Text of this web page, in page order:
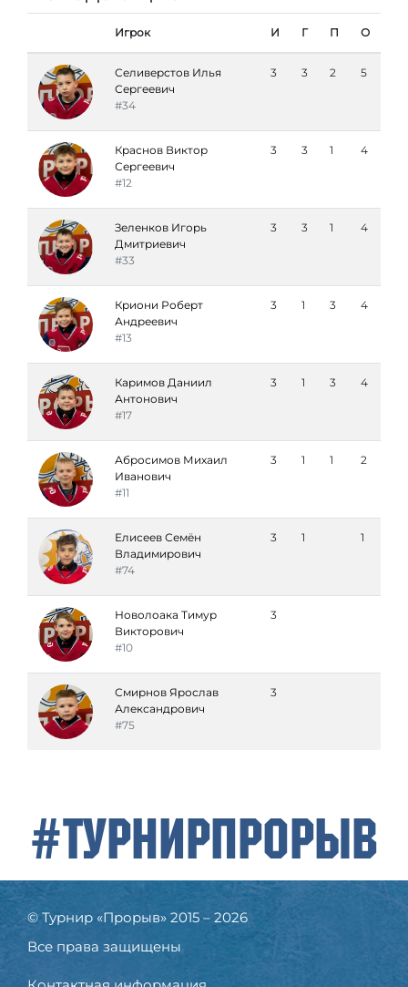
Игрок И Г П О
Селиверстов Илья
Сергеевич
#34
3 3 2 5
Краснов Виктор
Сергеевич
#12
3 3 1 4
Зеленков Игорь
Дмитриевич
#33
3 3 1 4
Криони Роберт
Андреевич
#13
3 1 3 4
Каримов Даниил
Антонович
#17
3 1 3 4
Абросимов Михаил
Иванович
#11
3 1 1 2
Елисеев Семён
Владимирович
#74
3 1 1
Новолоака Тимур
Викторович
#10
3
Смирнов Ярослав
Александрович
#75
3
#ТурнирПрорыв
© Турнир «Прорыв» 2015 – 2026
Все права защищены